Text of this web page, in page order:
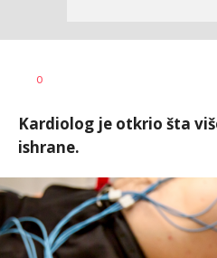
AUTOR
0
Kardiolog je otkrio šta
ishrane.